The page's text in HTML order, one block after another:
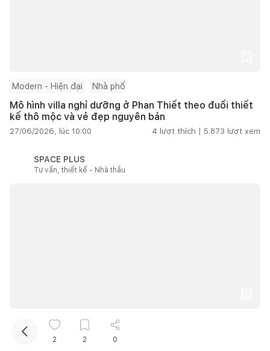
Modern - Hiện đại Nhà phố
Mô hình villa nghỉ dưỡng ở Phan Thiết theo đuổi thiết
kế thô mộc và vẻ đẹp nguyên bản
27/06/2026, lúc 10:00 4 lượt thích | 5.873 lượt xem
SPACE PLUS
Tư vấn, thiết kế - Nhà thầu
Từ 100m2 đến 200m2
Nhà Đạ Huoai ở Lâm Đồng đưa ký ức gia đình vào
2 2 0